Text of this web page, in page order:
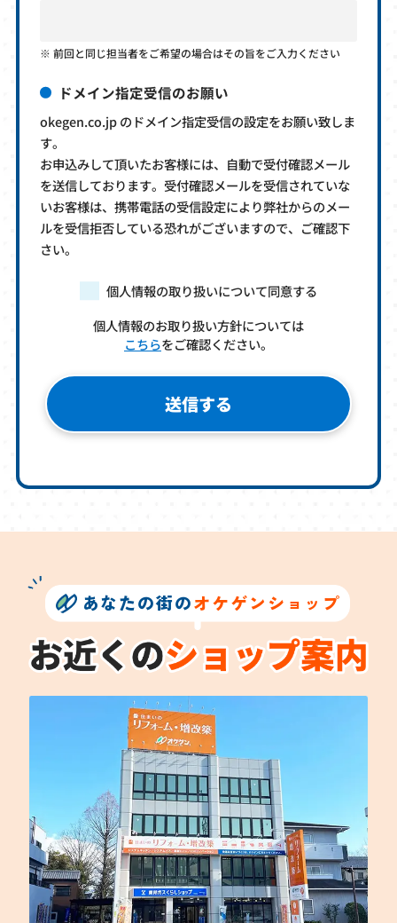
前回と同じ担当者をご希望の場合はその旨をご入力ください
ドメイン指定受信のお願い
okegen.co.jp のドメイン指定受信の設定をお願い致しま
す。
お申込みして頂いたお客様には、自動で受付確認メール
を送信しております。受付確認メールを受信されていな
いお客様は、携帯電話の受信設定により弊社からのメー
ルを受信拒否している恐れがございますので、ご確認下
さい。
個人情報の取り扱いについて同意する
個人情報のお取り扱い方針については
こちらをご確認ください。
あなたの街のオケゲンショップ